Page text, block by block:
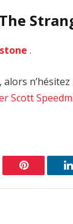
.
Scott
Pinterest